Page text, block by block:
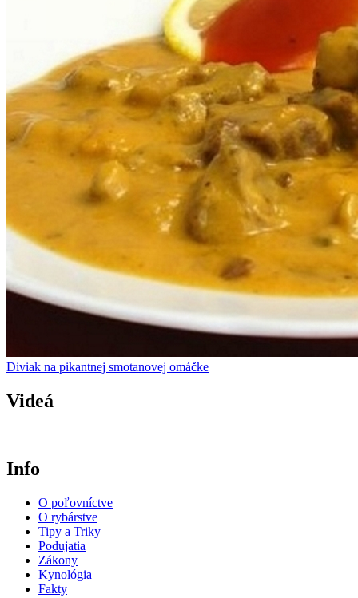
Diviak na pikantnej smotanovej omáčke
Videá
Info
O poľovníctve
O rybárstve
Tipy a Triky
Podujatia
Zákony
Kynológia
Fakty